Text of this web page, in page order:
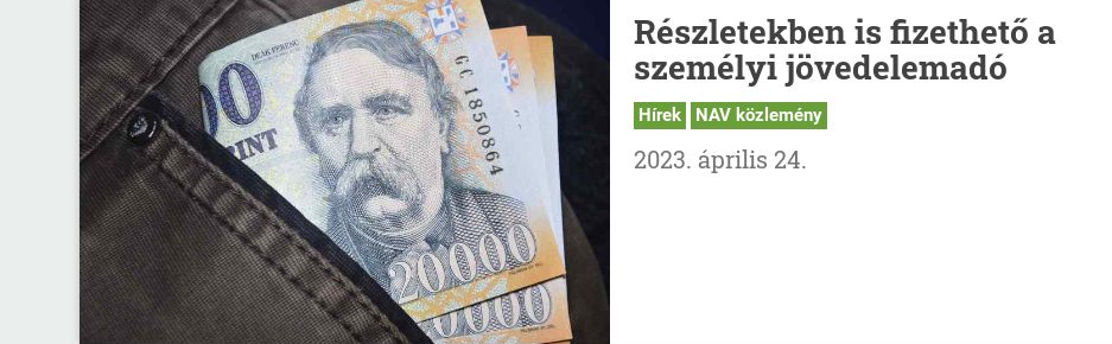
Részletekben is fizethető a
személyi jövedelemadó
Hírek NAV közlemény
2023. április 24.